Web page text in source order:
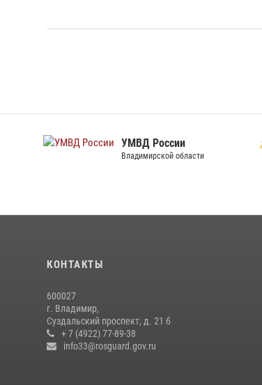
УМВД России
Владимирской области
КОНТАКТЫ
600027
г. Владимир,
Суздальский проспект, д. 21 б
+ 7 (4922) 77-89-38
info33@rosguard.gov.ru